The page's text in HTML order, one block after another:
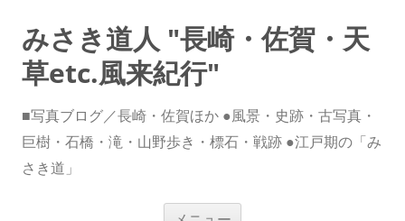
みさき道人 "長崎・佐賀・天
草etc.風来紀行"
■写真ブログ／長崎・佐賀ほか ●風景・史跡・古写真・
巨樹・石橋・滝・山野歩き・標石・戦跡 ●江戸期の「み
さき道」